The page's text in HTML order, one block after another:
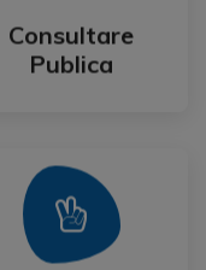
Consultare
Publica
Consultare
Publica
Mai Mult